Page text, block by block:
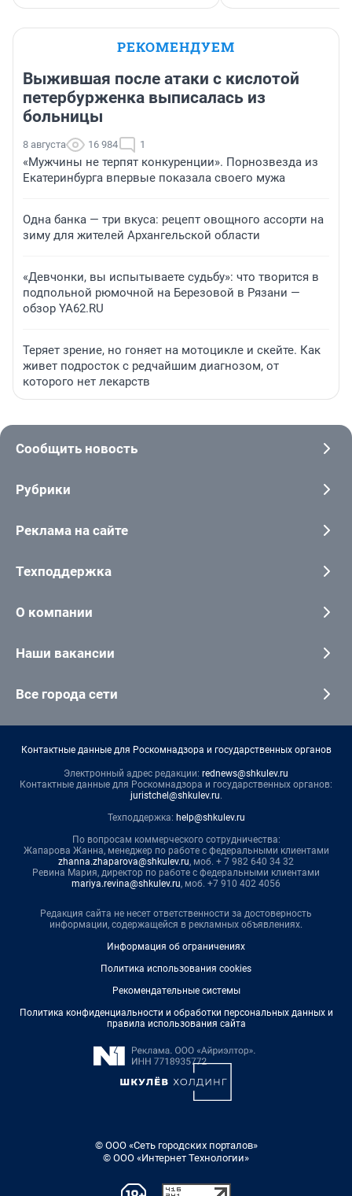
РЕКОМЕНДУЕМ
Выжившая после атаки с кислотой
петербурженка выписалась из
больницы
8 августа 16 984 1
«Мужчины не терпят конкуренции». Порнозвезда из
Екатеринбурга впервые показала своего мужа
Одна банка — три вкуса: рецепт овощного ассорти на
зиму для жителей Архангельской области
«Девчонки, вы испытываете судьбу»: что творится в
подпольной рюмочной на Березовой в Рязани —
обзор YA62.RU
Теряет зрение, но гоняет на мотоцикле и скейте. Как
живет подросток с редчайшим диагнозом, от
которого нет лекарств
Сообщить новость
Рубрики
Реклама на сайте
Техподдержка
О компании
Наши вакансии
Все города сети
Контактные данные для Роскомнадзора и государственных органов
Электронный адрес редакции: rednews@shkulev.ru
Контактные данные для Роскомнадзора и государственных органов:
juristchel@shkulev.ru.
Техподдержка: help@shkulev.ru
По вопросам коммерческого сотрудничества:
Жапарова Жанна, менеджер по работе с федеральными клиентами
zhanna.zhaparova@shkulev.ru, моб. + 7 982 640 34 32
Ревина Мария, директор по работе с федеральными клиентами
mariya.revina@shkulev.ru, моб. +7 910 402 4056
Редакция сайта не несет ответственности за достоверность
информации, содержащейся в рекламных объявлениях.
Информация об ограничениях
Политика использования cookies
Рекомендательные системы
Политика конфиденциальности и обработки персональных данных и
правила использования сайта
© ООО «Сеть городских порталов»
© ООО «Интернет Технологии»